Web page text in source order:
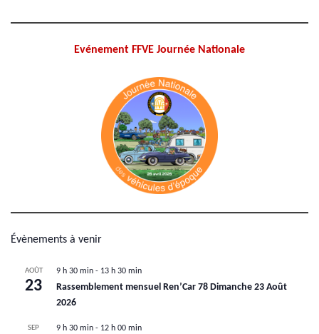
Evénement FFVE Journée Nationale
Évènements à venir
AOÛT
23
9 h 30 min - 13 h 30 min
Rassemblement mensuel Ren’Car 78 Dimanche 23 Août
2026
SEP 9 h 30 min - 12 h 00 min